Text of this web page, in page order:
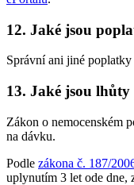
12. Jaké jsou
Správní ani jiné poplatky
13. Jaké jsou
Zákon o nemocenském
na dávku.
Podle zákona č. 187/
uplynutím 3 let ode dne,